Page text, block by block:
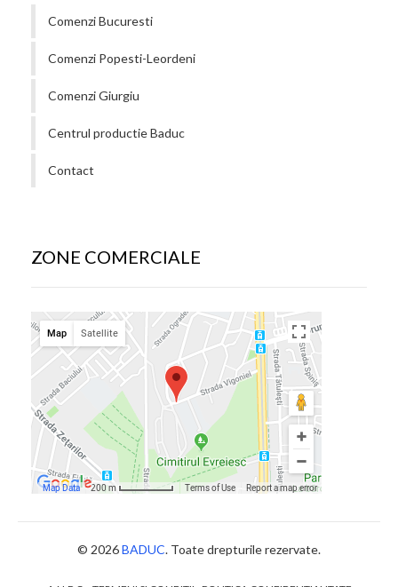
Comenzi Bucuresti
Comenzi Popesti-Leordeni
Comenzi Giurgiu
Centrul productie Baduc
Contact
ZONE COMERCIALE
© 2026BADUC. Toate drepturile rezervate.